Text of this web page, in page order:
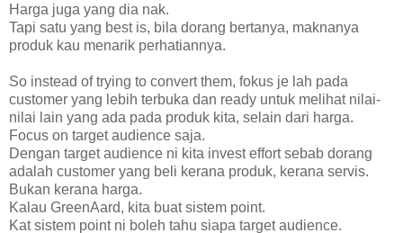
Harga juga yang dia nak.
Tapi satu yang best is, bila dorang bertanya, maknanya
produk kau menarik perhatiannya.
So instead of trying to convert them, fokus je lah pada
customer yang lebih terbuka dan ready untuk melihat nilai-
nilai lain yang ada pada produk kita, selain dari harga.
Focus on target audience saja.
Dengan target audience ni kita invest effort sebab dorang
adalah customer yang beli kerana produk, kerana servis.
Bukan kerana harga.
Kalau GreenAard, kita buat sistem point.
Kat sistem point ni boleh tahu siapa target audience.